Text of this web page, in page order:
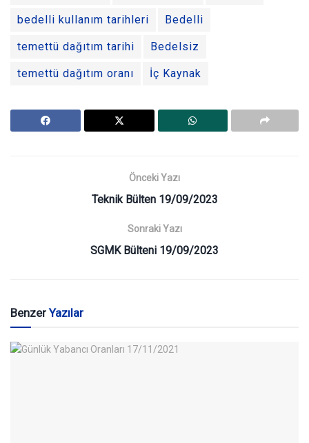
bedelli kullanım tarihleri Bedelli
temettü dağıtım tarihi Bedelsiz
temettü dağıtım oranı İç Kaynak
Önceki Yazı
Teknik Bülten 19/09/2023
Sonraki Yazı
SGMK Bülteni 19/09/2023
BenzerYazılar